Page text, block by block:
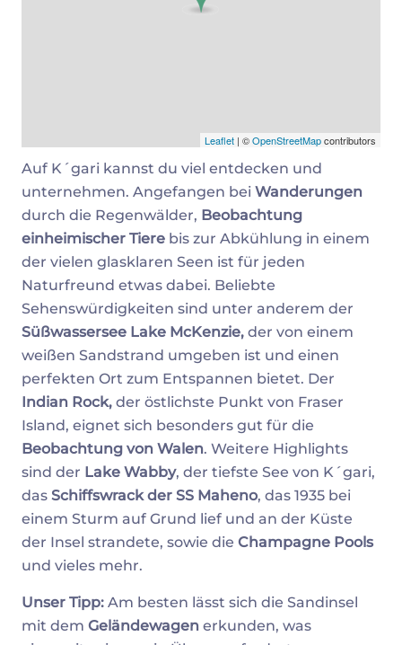
Leaflet | ©OpenStreetMapcontributors
Auf K´gari kannst du viel entdecken und
unternehmen. Angefangen bei Wanderungen
durch die Regenwälder, Beobachtung
einheimischer Tiere bis zur Abkühlung in einem
der vielen glasklaren Seen ist für jeden
Naturfreund etwas dabei. Beliebte
Sehenswürdigkeiten sind unter anderem der
Süßwassersee Lake McKenzie, der von einem
weißen Sandstrand umgeben ist und einen
perfekten Ort zum Entspannen bietet. Der
Indian Rock, der östlichste Punkt von Fraser
Island, eignet sich besonders gut für die
Beobachtung von Walen. Weitere Highlights
sind der Lake Wabby, der tiefste See von K´gari,
das Schiffswrack der SS Maheno, das 1935 bei
einem Sturm auf Grund lief und an der Küste
der Insel strandete, sowie die Champagne Pools
und vieles mehr.
Unser Tipp: Am besten lässt sich die Sandinsel
mit dem Geländewagen erkunden, was